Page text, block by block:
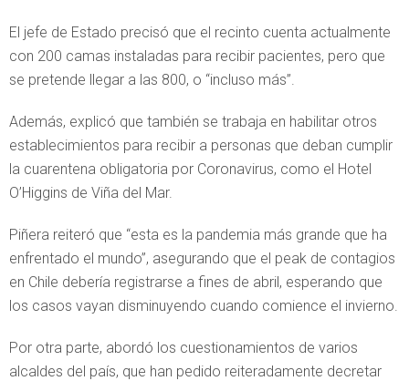
El jefe de Estado precisó que el recinto cuenta actualmente
con 200 camas instaladas para recibir pacientes, pero que
se pretende llegar a las 800, o “incluso más”.
Además, explicó que también se trabaja en habilitar otros
establecimientos para recibir a personas que deban cumplir
la cuarentena obligatoria por Coronavirus, como el Hotel
O’Higgins de Viña del Mar.
Piñera reiteró que “esta es la pandemia más grande que ha
enfrentado el mundo”, asegurando que el peak de contagios
en Chile debería registrarse a fines de abril, esperando que
los casos vayan disminuyendo cuando comience el invierno.
Por otra parte, abordó los cuestionamientos de varios
alcaldes del país, que han pedido reiteradamente decretar